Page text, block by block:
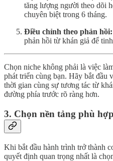
tăng lượng người theo dõi
chuyên biệt trong 6 tháng.
Điều chỉnh theo phản hồi:
phản hồi từ khán giả để
Chọn niche không phải là việc
phát triển cùng bạn. Hãy bắt
thời gian cùng sự tương tác từ
đường phía trước rõ ràng hơn.
3. Chọn nền tảng phù hợp
Khi bắt đầu hành trình trở thành
quyết định quan trọng nhất là